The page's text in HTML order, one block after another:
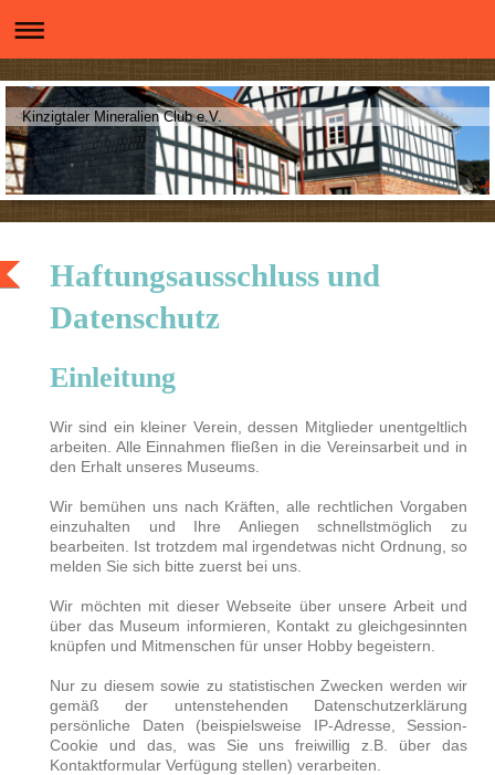
Kinzigtaler Mineralien Club e.V.
Haftungsausschluss und
Datenschutz
Einleitung
Wir sind ein kleiner Verein, dessen Mitglieder unentgeltlich
arbeiten. Alle Einnahmen fließen in die Vereinsarbeit und in
den Erhalt unseres Museums.
Wir bemühen uns nach Kräften, alle rechtlichen Vorgaben
einzuhalten und Ihre Anliegen schnellstmöglich zu
bearbeiten. Ist trotzdem mal irgendetwas nicht Ordnung, so
melden Sie sich bitte zuerst bei uns.
Wir möchten mit dieser Webseite über unsere Arbeit und
über das Museum informieren, Kontakt zu gleichgesinnten
knüpfen und Mitmenschen für unser Hobby begeistern.
Nur zu diesem sowie zu statistischen Zwecken werden wir
gemäß der untenstehenden Datenschutzerklärung
persönliche Daten (beispielsweise IP-Adresse, Session-
Cookie und das, was Sie uns freiwillig z.B. über das
Kontaktformular Verfügung stellen) verarbeiten.